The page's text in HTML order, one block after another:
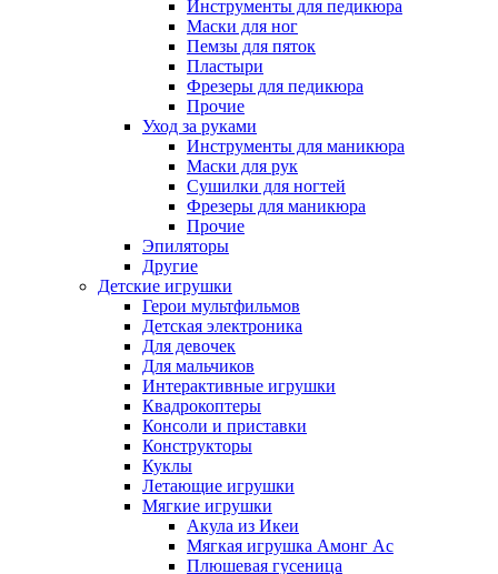
Инструменты для педикюра
Маски для ног
Пемзы для пяток
Пластыри
Фрезеры для педикюра
Прочие
Уход за руками
Инструменты для маникюра
Маски для рук
Сушилки для ногтей
Фрезеры для маникюра
Прочие
Эпиляторы
Другие
Детские игрушки
Герои мультфильмов
Детская электроника
Для девочек
Для мальчиков
Интерактивные игрушки
Квадрокоптеры
Консоли и приставки
Конструкторы
Куклы
Летающие игрушки
Мягкие игрушки
Акула из Икеи
Мягкая игрушка Амонг Ас
Плюшевая гусеница